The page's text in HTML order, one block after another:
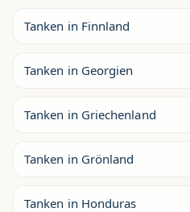
Tanken in Finnland
Tanken in Georgien
Tanken in Griechenland
Tanken in Grönland
Tanken in Honduras